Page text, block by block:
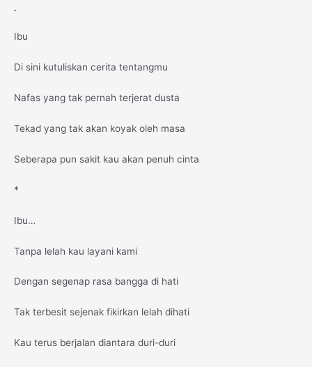
Ibu
Di sini kutuliskan cerita tentangmu
Nafas yang tak pernah terjerat dusta
Tekad yang tak akan koyak oleh masa
Seberapa pun sakit kau akan penuh cinta
*
Ibu…
Tanpa lelah kau layani kami
Dengan segenap rasa bangga di hati
Tak terbesit sejenak fikirkan lelah dihati
Kau terus berjalan diantara duri-duri